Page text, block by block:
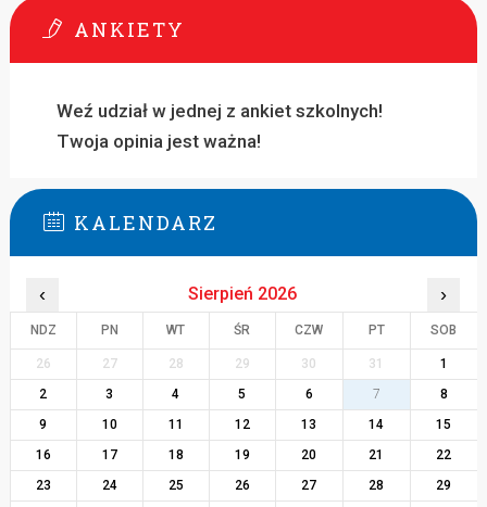
ANKIETY
Weź udział w jednej z ankiet szkolnych!
Twoja opinia jest ważna!
KALENDARZ
‹ Sierpień 2026 ›
NDZ PN WT ŚR CZW PT SOB
26 27 28 29 30 31
1
2
3 4 5 6 7
8
9
10 11 12 13 14
15
16
17 18 19 20 21
22
23
24 25 26 27 28
29